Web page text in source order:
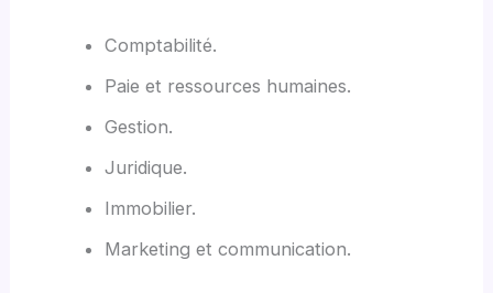
Comptabilité.
Paie et ressources humaines.
Gestion.
Juridique.
Immobilier.
Marketing et communication.